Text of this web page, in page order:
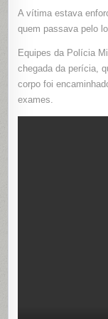
A vítima estava
quem passava pelo
Equipes da Polícia
chegada da perícia,
corpo foi
exames.